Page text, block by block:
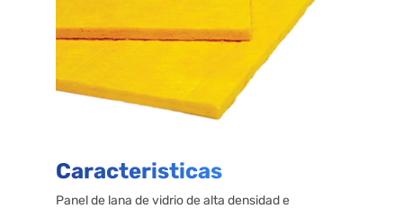
Caracteristicas
Panel de lana de vidrio de alta densidad e